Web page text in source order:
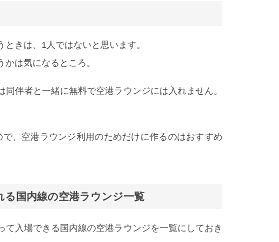
きは、1人ではないと思います。
は気になるところ。
伴者と一緒に無料で空港ラウンジには入れません。
、空港ラウンジ利用のためだけに作るのはおすすめ
国内線の空港ラウンジ一覧
て入場できる国内線の空港ラウンジを一覧にしておき